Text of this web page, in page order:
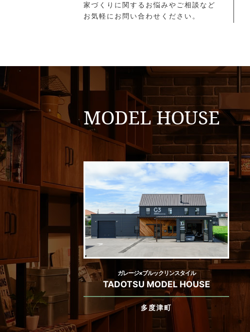
家づくりに関するお悩みやご相談など
お気軽にお問い合わせください。
MODEL HOUSE
ガレージ×ブルックリンスタイル
TADOTSU MODEL HOUSE
多度津町